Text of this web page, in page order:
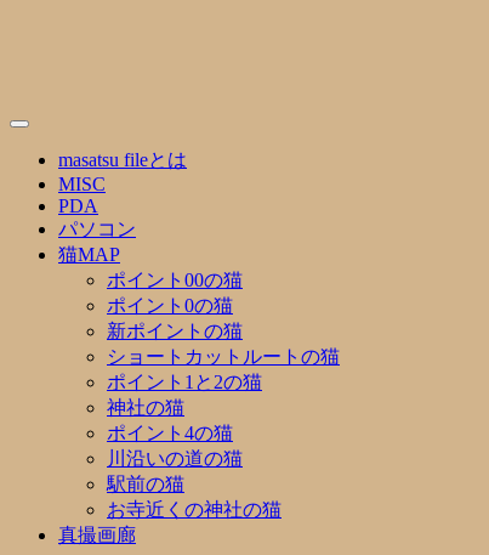
masatsu fileとは
MISC
PDA
パソコン
猫MAP
ポイント00の猫
ポイント0の猫
新ポイントの猫
ショートカットルートの猫
ポイント1と2の猫
神社の猫
ポイント4の猫
川沿いの道の猫
駅前の猫
お寺近くの神社の猫
真撮画廊